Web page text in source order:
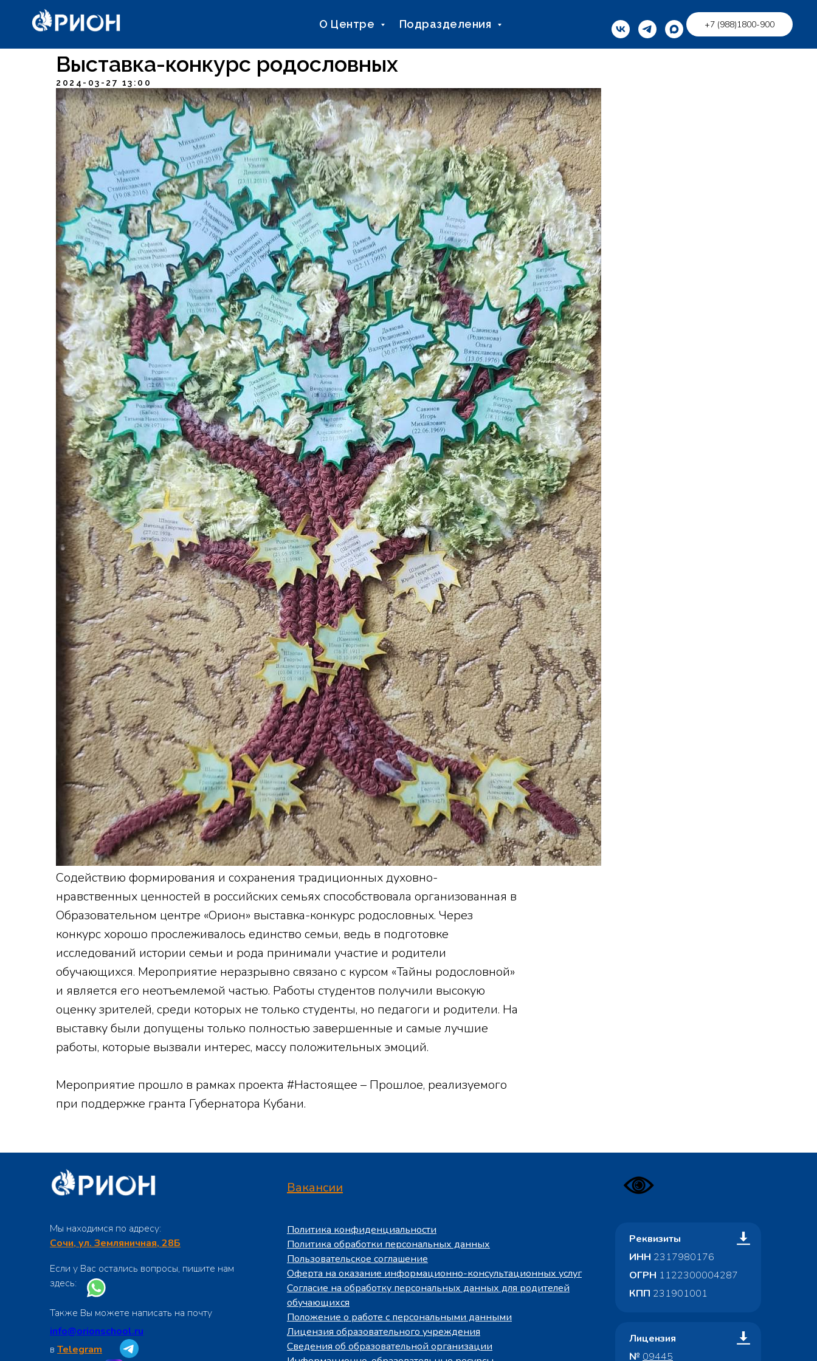
О Центре Подразделения +7 (988)1800-900
Выставка-конкурс родословных
2024-03-27 13:00
Содействию формирования и сохранения традиционных духовно-
нравственных ценностей в российских семьях способствовала организованная в
Образовательном центре «Орион» выставка-конкурс родословных. Через
конкурс хорошо прослеживалось единство семьи, ведь в подготовке
исследований истории семьи и рода принимали участие и родители
обучающихся. Мероприятие неразрывно связано с курсом «Тайны родословной»
и является его неотъемлемой частью. Работы студентов получили высокую
оценку зрителей, среди которых не только студенты, но педагоги и родители. На
выставку были допущены только полностью завершенные и самые лучшие
работы, которые вызвали интерес, массу положительных эмоций.
Мероприятие прошло в рамках проекта #Настоящее – Прошлое, реализуемого
при поддержке гранта Губернатора Кубани.
Вакансии
Если у Вас остались вопросы, пишите нам
здесь:
Политика конфиденциальности
Политика обработки персональных данных
Пользовательское соглашение
Оферта на оказание информационно-консультационных услуг
Согласие на обработку персональных данных для родителей
обучающихся
Положение о работе с персональными данными
Лицензия образовательного учреждения
Сведения об образовательной организации
Мы находимся по адресу:
Сочи, ул. Земляничная, 28Б
Также Вы можете написать на почту
info@orionschool.ru
в Telegram
Реквизиты
ИНН 2317980176
ОГРН 1122300004287
КПП 231901001
Лицензия
№ 09445